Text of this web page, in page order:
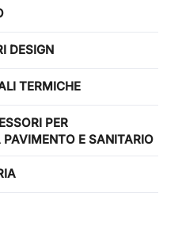
DESIGN
TERMICHE
PER
E SANITARIO